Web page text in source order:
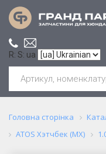
R: S: ua
Головна сторінка
ATOS Хэтчбек (MX)